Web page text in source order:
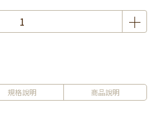
規格說明 商品說明